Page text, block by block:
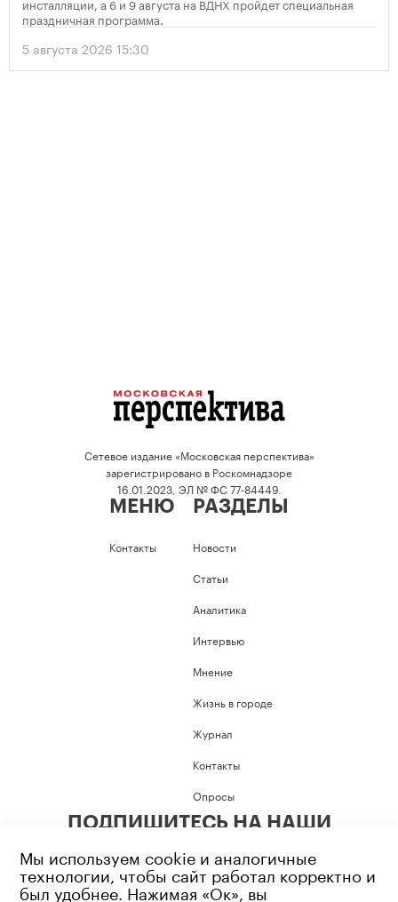
инсталляции, а 6 и 9 августа на ВДНХ пройдет специальная
праздничная программа.
5 августа 2026 15:30
Сетевое издание «Московская перспектива»
зарегистрировано в Роскомнадзоре
16.01.2023, ЭЛ № ФС 77-84449.
МЕНЮ
Контакты
РАЗДЕЛЫ
Новости
Статьи
Аналитика
Интервью
Мнение
Жизнь в городе
Журнал
Контакты
Опросы
ПОДПИШИТЕСЬ НА НАШИ
Мы используем cookie и аналогичные
технологии, чтобы сайт работал корректно и
был удобнее. Нажимая «Ок», вы